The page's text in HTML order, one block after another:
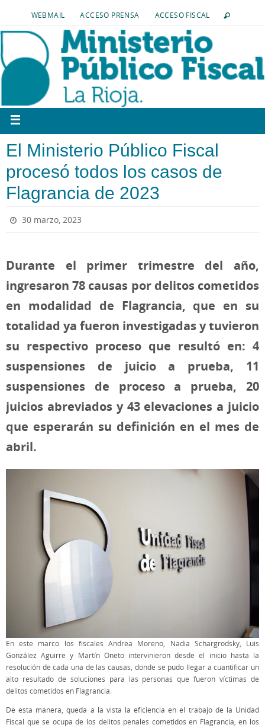
WEBMAIL ACCESO PRENSA ACCESO FISCAL
El Ministerio Público Fiscal
procesó todos los casos de
Flagrancia de 2023
30 marzo, 2023
Durante el primer trimestre del año,
ingresaron 78 causas por delitos cometidos
en modalidad de Flagrancia, que en su
totalidad ya fueron investigadas y tuvieron
su respectivo proceso que resultó en: 4
suspensiones de juicio a prueba, 11
suspensiones de proceso a prueba, 20
juicios abreviados y 43 elevaciones a juicio
que esperarán su definición en el mes de
abril.
En este marco los fiscales Andrea Moreno, Nadia Schargrodsky, Luis
González Aguirre y Martín Oneto intervinieron desde el inicio hasta la
resolución de cada una de las causas, donde se pudo llegar a cuantificar un
alto resultado de soluciones para las personas que fueron víctimas de
delitos cometidos en Flagrancia.
De esta manera, queda a la vista la eficiencia en el trabajo de la Unidad
Fiscal que se ocupa de los delitos penales cometidos en Flagrancia, en los